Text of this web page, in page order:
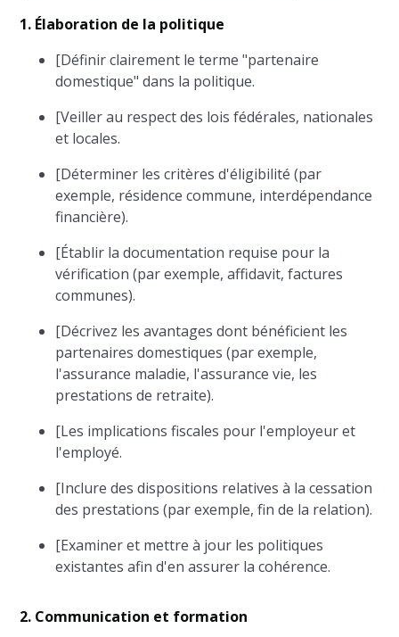
1. Élaboration de la politique
[Définir clairement le terme "partenaire
domestique" dans la politique.
[Veiller au respect des lois fédérales, nationales
et locales.
[Déterminer les critères d'éligibilité (par
exemple, résidence commune, interdépendance
financière).
[Établir la documentation requise pour la
vérification (par exemple, affidavit, factures
communes).
[Décrivez les avantages dont bénéficient les
partenaires domestiques (par exemple,
l'assurance maladie, l'assurance vie, les
prestations de retraite).
[Les implications fiscales pour l'employeur et
l'employé.
[Inclure des dispositions relatives à la cessation
des prestations (par exemple, fin de la relation).
[Examiner et mettre à jour les politiques
existantes afin d'en assurer la cohérence.
2. Communication et formation